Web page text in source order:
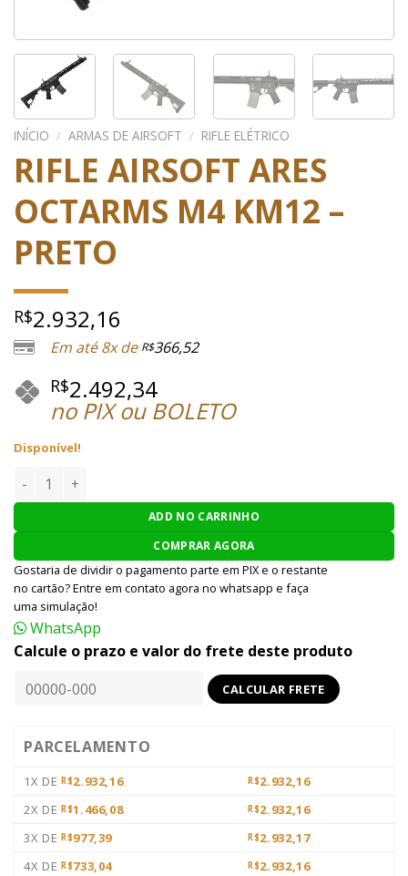
INÍCIO / ARMAS DE AIRSOFT / RIFLE ELÉTRICO
RIFLE AIRSOFT ARES
OCTARMS M4 KM12 –
PRETO
R$2.932,16
Em até 8x de R$366,52
R$2.492,34
no PIX ou BOLETO
Disponível!
RIFLE AIRSOFT ARES OCTARMS M4 KM12 - PRETO quantidade
ADD NO CARRINHO
COMPRAR AGORA
Gostaria de dividir o pagamento parte em PIX e o restante
no cartão? Entre em contato agora no whatsapp e faça
uma simulação!
WhatsApp
Calcule o prazo e valor do frete deste produto
PARCELAMENTO
1X DE R$2.932,16 R$2.932,16
2X DE R$1.466,08 R$2.932,16
3X DE R$977,39 R$2.932,17
4X DE R$733,04 R$2.932,16